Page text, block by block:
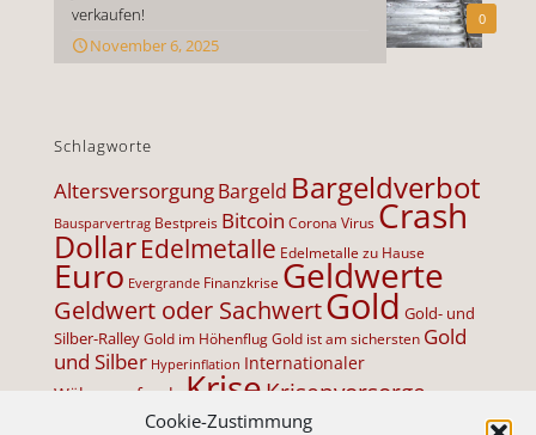
Cookie-Zustimmung
0
verkaufen!
November 6, 2025
Schlagworte
AltersversorgungBargeld Bargeldverbot
Bausparvertrag Bestpreis Bitcoin Corona Virus Crash
DollarEdelmetalle Edelmetalle zu Hause
Euro Evergrande Finanzkrise Geldwerte
Geldwert oder SachwertGold Gold- und
Silber-RalleyGold im HöhenflugGold ist am sichersten Gold
und Silber Hyperinflation Internationaler
Währungsfonds
Krise Krisenvorsorge
Lebensversicherung Minuszinsen